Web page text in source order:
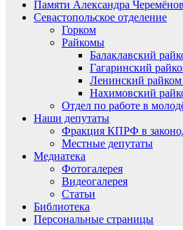
Памяти Александра
Севастопольское отделение
Горком
Райкомы
Балаклавский
Гагаринский
Ленинский
Нахимовский
Отдел по работе в
Наши депутаты
Фракция КПРФ в
Местные депутаты
Медиатека
Фотогалерея
Видеогалерея
Статьи
Библиотека
Персональные страницы